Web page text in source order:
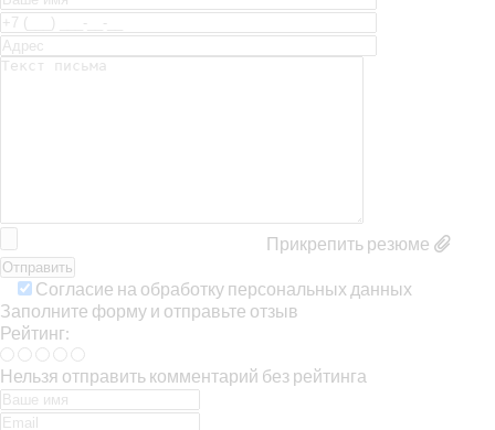
Прикрепить резюме
Согласие на обработку персональных данных
Заполните форму и отправьте отзыв
Рейтинг:
Нельзя отправить комментарий без рейтинга